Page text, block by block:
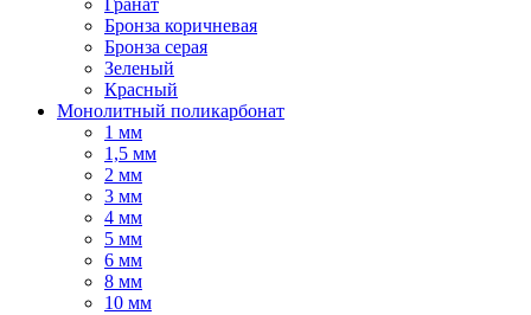
Гранат
Бронза коричневая
Бронза серая
Зеленый
Красный
Монолитный поликарбонат
1 мм
1,5 мм
2 мм
3 мм
4 мм
5 мм
6 мм
8 мм
10 мм